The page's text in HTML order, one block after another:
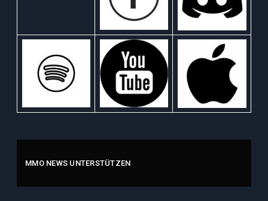
MMO NEWS UNTERSTÜTZEN